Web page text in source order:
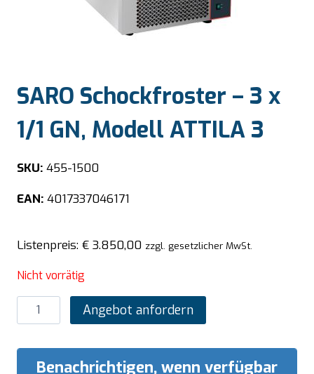
SARO Schockfroster – 3 x
1/1 GN, Modell ATTILA 3
SKU: 455-1500
EAN: 4017337046171
Listenpreis: € 3.850,00 zzgl. gesetzlicher MwSt.
Nicht vorrätig
SARO
Schockfroster
Angebot anfordern
Benachrichtigen, wenn verfügbar